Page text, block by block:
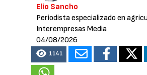
Elio Sancho
Periodista especializado en
Interempresas Media
04/08/2026
1141